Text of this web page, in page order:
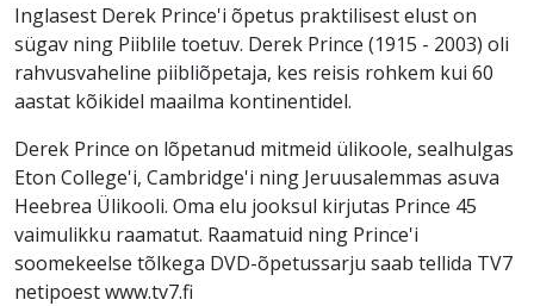
Inglasest Derek Prince'i õpetus praktilisest elust on
sügav ning Piiblile toetuv. Derek Prince (1915 - 2003) oli
rahvusvaheline piibliõpetaja, kes reisis rohkem kui 60
aastat kõikidel maailma kontinentidel.
Derek Prince on lõpetanud mitmeid ülikoole, sealhulgas
Eton College'i, Cambridge'i ning Jeruusalemmas asuva
Heebrea Ülikooli. Oma elu jooksul kirjutas Prince 45
vaimulikku raamatut. Raamatuid ning Prince'i
soomekeelse tõlkega DVD-õpetussarju saab tellida TV7
netipoest www.tv7.fi